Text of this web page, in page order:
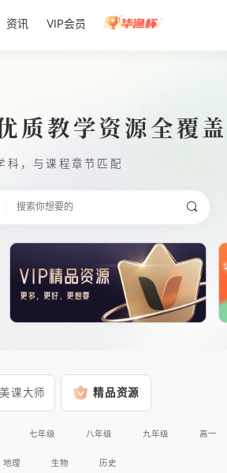
资讯 VIP会员
质教学资源全覆盖
科，与课程章节匹配
美课大师 精品资源
七年级 八年级 九年级 高一
地理 生物 历史